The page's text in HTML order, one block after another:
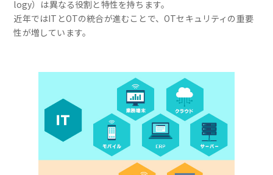
logy）は異なる役割と特性を持ちます。
近年ではITとOTの統合が進むことで、OTセキュリティの重要
性が増しています。